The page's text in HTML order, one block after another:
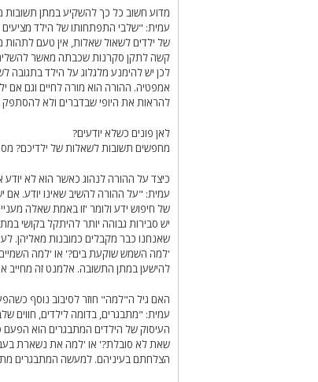
מדוע חשוב כל כך להשקיע במתן תשובות
עמית: "שלבי התפתחותו של הילד מציעים
של ילדים לשאול שאלות, אין טעם לתהות
קשה לתקן סקרנות שכבתה מאשר להשלים
לכן יש להימנע מלגלוג על הילד
אמפטיה. ההורה הוא מורה לחיים וגם אם
להראות את היופי שבדברים ולא להסתפק
לאן פונים כשלא יודעים?
מחפשים תשובות לשאלות של ילדיכם?
כיצד על ההורה לנהוג כאשר הוא לא
עמית: "על ההורה להשיב שאינו יודע.
של חיפוש ידע ולומר 'זו באמת שאלה
יש סבירות גבוהה יותר להיתקל בקושי
שאנחנו כבר מקבלים כמובנות מאליהן.
'למה השמש שוקעת בים?' או 'למה השמיים
להישען במתן התשובה. אלמנט זה מחייב
האם גיל ה"למה" חוזר לסיבוב נוסף
עמית: "מתבגרים, בדומה לילדים, חווים
העיסוק של הילדים המתבגרים הוא
שאת לא סובלת?' או 'למה את נשארת
הצלחתם בעיניהם. למעשה המתבגרים